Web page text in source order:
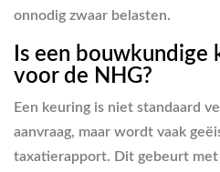
onnodig zwaar belasten.
Is een
voor de NHG?
Een keuring is niet standaard
aanvraag, maar wordt vaak
taxatierapport. Dit gebeurt met